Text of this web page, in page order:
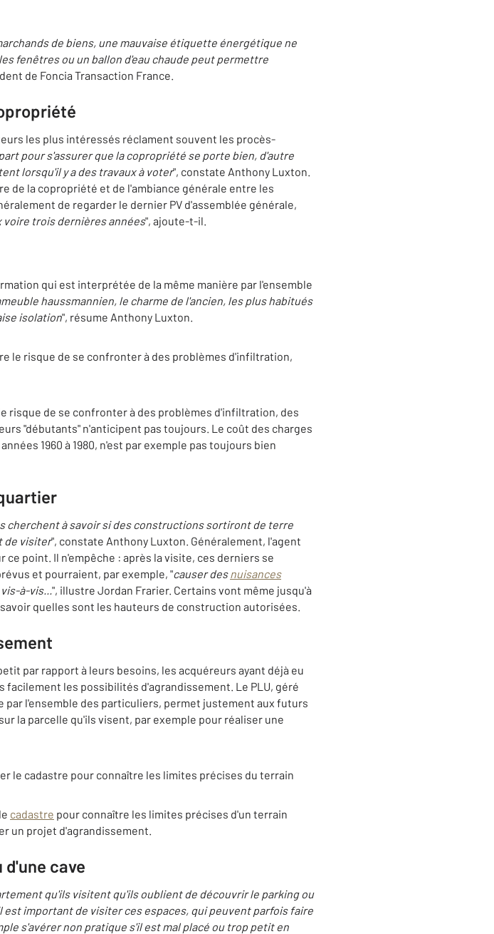
de biens, une mauvaise étiquette énergétique ne
fenêtres ou un ballon d'eau chaude peut permettre
de Foncia Transaction France.
les plus intéressés réclament souvent les procès-
pour s'assurer que la copropriété se porte bien, d'autre
lorsqu'il y a des travaux à voter", constate Anthony Luxton.
de la copropriété et de l'ambiance générale entre les
de regarder le dernier PV d'assemblée générale,
voire trois dernières années", ajoute-t-il.
qui est interprétée de la même manière par l'ensemble
haussmannien, le charme de l'ancien, les plus habitués
isolation", résume Anthony Luxton.
le risque de se confronter à des problèmes d'infiltration,
risque de se confronter à des problèmes d'infiltration, des
"débutants" n'anticipent pas toujours. Le coût des charges
1960 à 1980, n'est par exemple pas toujours bien
cherchent à savoir si des constructions sortiront de terre
de visiter", constate Anthony Luxton. Généralement, l'agent
point. Il n'empêche : après la visite, ces derniers se
et pourraient, par exemple, "causer desnuisances
à-vis...", illustre Jordan Frarier. Certains vont même jusqu'à
quelles sont les hauteurs de construction autorisées.
par rapport à leurs besoins, les acquéreurs ayant déjà eu
les possibilités d'agrandissement. Le PLU, géré
l'ensemble des particuliers, permet justement aux futurs
la parcelle qu'ils visent, par exemple pour réaliser une
le cadastre pour connaître les limites précises du terrain
cadastre pour connaître les limites précises d'un terrain
un projet d'agrandissement.
cave
qu'ils visitent qu'ils oublient de découvrir le parking ou
important de visiter ces espaces, qui peuvent parfois faire
s'avérer non pratique s'il est mal placé ou trop petit en